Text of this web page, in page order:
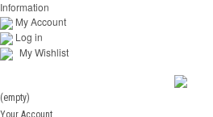
Information
My Account
Log in
My Wishlist
(empty)
Your Account